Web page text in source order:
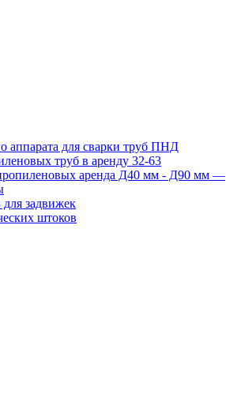
аппарата для сварки труб ПНД
труб в аренду 32-63
аренда Д40 мм - Д90 мм —
задвижек
штоков